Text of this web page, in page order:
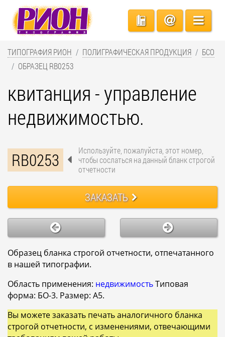
ТИПОГРАФИЯ РИОН ПОЛИГРАФИЧЕСКАЯ ПРОДУКЦИЯ
БСО
ОБРАЗЕЦ RB0253
квитанция - управление
недвижимостью.
RB0253
Используйте, пожалуйста, этот номер,
чтобы сослаться на данный бланк строгой
отчетности
ЗАКАЗАТЬ
Образец бланка строгой отчетности, отпечатанного
в нашей типографии.
Область применения: недвижимостьТиповая
форма: БО-3. Размер: A5.
Вы можете заказать печать аналогичного бланка
строгой отчетности, с изменениями, отвечающими